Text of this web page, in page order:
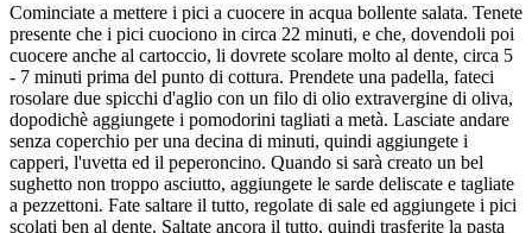
Cominciate a mettere i pici a cuocere in acqua bollente salata. Tenete
presente che i pici cuociono in circa 22 minuti, e che, dovendoli poi
cuocere anche al cartoccio, li dovrete scolare molto al dente, circa 5
- 7 minuti prima del punto di cottura. Prendete una padella, fateci
rosolare due spicchi d'aglio con un filo di olio extravergine di oliva,
dopodichè aggiungete i pomodorini tagliati a metà. Lasciate andare
senza coperchio per una decina di minuti, quindi aggiungete i
capperi, l'uvetta ed il peperoncino. Quando si sarà creato un bel
sughetto non troppo asciutto, aggiungete le sarde deliscate e tagliate
a pezzettoni. Fate saltare il tutto, regolate di sale ed aggiungete i pici
scolati ben al dente. Saltate ancora il tutto, quindi trasferite la pasta